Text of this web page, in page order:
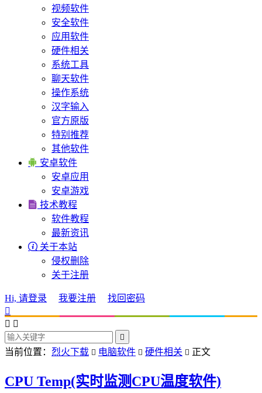
视频软件
安全软件
应用软件
硬件相关
系统工具
聊天软件
操作系统
汉字输入
官方原版
特别推荐
其他软件
 安卓软件
安卓应用
安卓游戏
 技术教程
软件教程
最新资讯
 关于本站
侵权删除
关于注册
Hi, 请登录 我要注册
找回密码

 

当前位置： 烈火下载  电脑软件  硬件相关  正文
CPU Temp(实时监测CPU温度软件)